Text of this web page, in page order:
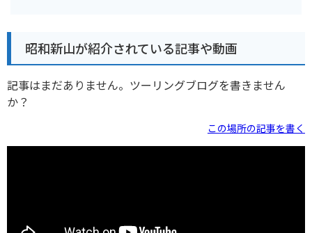
昭和新山が紹介されている記事や動画
記事はまだありません。ツーリングブログを書きません
か？
この場所の記事を書く